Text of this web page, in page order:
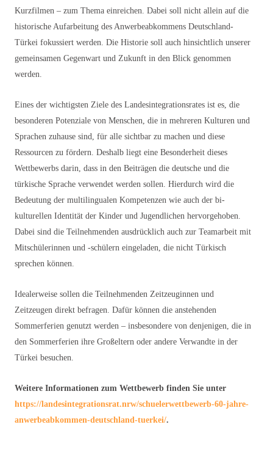
Kurzfilmen – zum Thema einreichen. Dabei soll nicht allein auf die
historische Aufarbeitung des Anwerbeabkommens Deutschland-
Türkei fokussiert werden. Die Historie soll auch hinsichtlich unserer
gemeinsamen Gegenwart und Zukunft in den Blick genommen
werden.
Eines der wichtigsten Ziele des Landesintegrationsrates ist es, die
besonderen Potenziale von Menschen, die in mehreren Kulturen und
Sprachen zuhause sind, für alle sichtbar zu machen und diese
Ressourcen zu fördern. Deshalb liegt eine Besonderheit dieses
Wettbewerbs darin, dass in den Beiträgen die deutsche und die
türkische Sprache verwendet werden sollen. Hierdurch wird die
Bedeutung der multilingualen Kompetenzen wie auch der bi-
kulturellen Identität der Kinder und Jugendlichen hervorgehoben.
Dabei sind die Teilnehmenden ausdrücklich auch zur Teamarbeit mit
Mitschülerinnen und -schülern eingeladen, die nicht Türkisch
sprechen können.
Idealerweise sollen die Teilnehmenden Zeitzeuginnen und
Zeitzeugen direkt befragen. Dafür können die anstehenden
Sommerferien genutzt werden – insbesondere von denjenigen, die in
den Sommerferien ihre Großeltern oder andere Verwandte in der
Türkei besuchen.
Weitere Informationen zum Wettbewerb finden Sie unter
https://landesintegrationsrat.nrw/schuelerwettbewerb-60-jahre-
anwerbeabkommen-deutschland-tuerkei/.